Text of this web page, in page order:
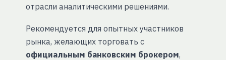
отрасли аналитическими решениями.
Рекомендуется для опытных участников
рынка, желающих торговать с
официальным банковским брокером,